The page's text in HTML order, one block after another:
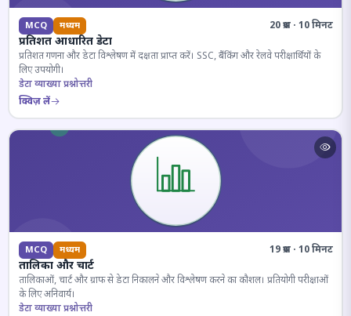
MCQ मध्यम 20 प्रश्न · 10 मिनट
प्रतिशत आधारित डेटा
प्रतिशत गणना और डेटा विश्लेषण में दक्षता प्राप्त करें। SSC, बैंकिंग और रेलवे परीक्षार्थियों के
लिए उपयोगी।
डेटा व्याख्या प्रश्नोत्तरी
क्विज़ लें
MCQ मध्यम 19 प्रश्न · 10 मिनट
तालिका और चार्ट
तालिकाओं, चार्ट और ग्राफ से डेटा निकालने और विश्लेषण करने का कौशल। प्रतियोगी परीक्षाओं
के लिए अनिवार्य।
डेटा व्याख्या प्रश्नोत्तरी